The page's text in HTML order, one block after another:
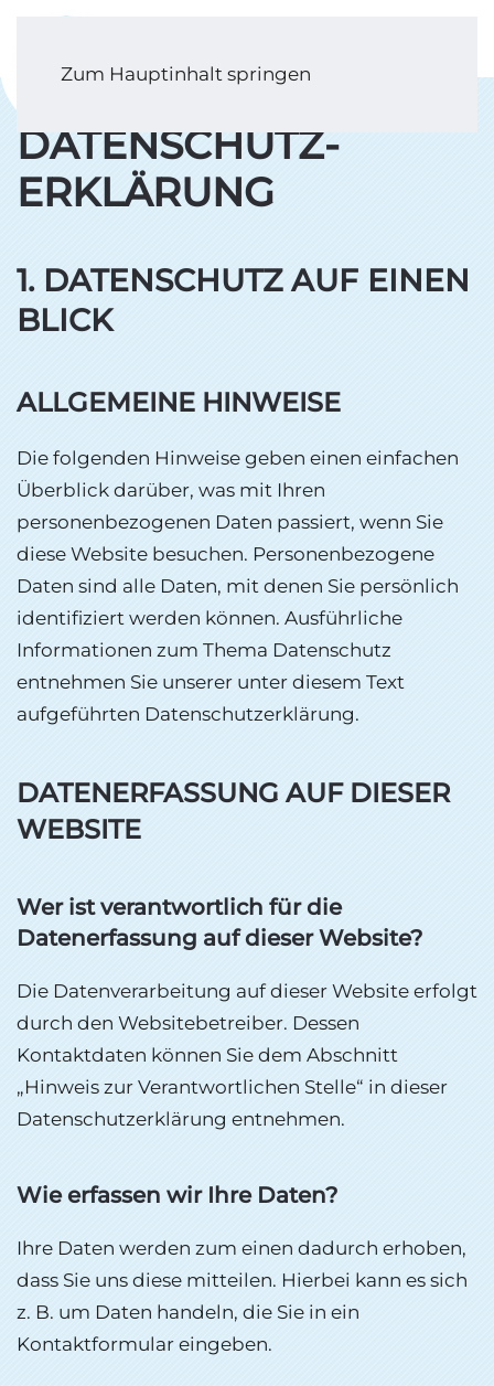
Zum Hauptinhalt springen
DATENSCHUTZ­
ERKLÄRUNG
1. DATENSCHUTZ AUF EINEN
BLICK
ALLGEMEINE HINWEISE
Die folgenden Hinweise geben einen einfachen
Überblick darüber, was mit Ihren
personenbezogenen Daten passiert, wenn Sie
diese Website besuchen. Personenbezogene
Daten sind alle Daten, mit denen Sie persönlich
identifiziert werden können. Ausführliche
Informationen zum Thema Datenschutz
entnehmen Sie unserer unter diesem Text
aufgeführten Datenschutzerklärung.
DATENERFASSUNG AUF DIESER
WEBSITE
Wer ist verantwortlich für die
Datenerfassung auf dieser Website?
Die Datenverarbeitung auf dieser Website erfolgt
durch den Websitebetreiber. Dessen
Kontaktdaten können Sie dem Abschnitt
„Hinweis zur Verantwortlichen Stelle“ in dieser
Datenschutzerklärung entnehmen.
Wie erfassen wir Ihre Daten?
Ihre Daten werden zum einen dadurch erhoben,
dass Sie uns diese mitteilen. Hierbei kann es sich
z. B. um Daten handeln, die Sie in ein
Kontaktformular eingeben.